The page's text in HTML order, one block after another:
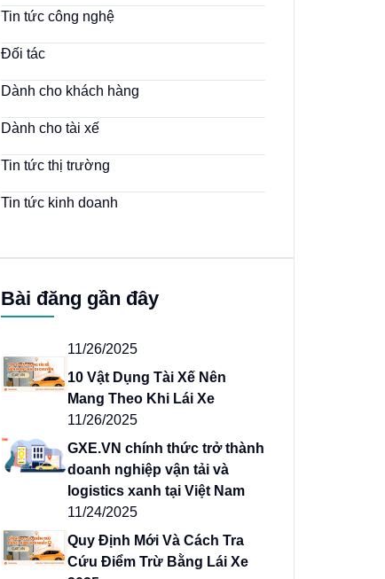
Tin tức công nghệ
Đối tác
Dành cho khách hàng
Dành cho tài xế
Tin tức thị trường
Tin tức kinh doanh
Bài đăng gần đây
11/26/2025
10 Vật Dụng Tài Xế Nên
Mang Theo Khi Lái Xe
11/26/2025
GXE.VN chính thức trở thành
doanh nghiệp vận tải và
logistics xanh tại Việt Nam
11/24/2025
Quy Định Mới Và Cách Tra
Cứu Điểm Trừ Bằng Lái Xe